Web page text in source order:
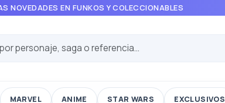
NOVEDADES EN FUNKOS Y COLECCIONABLES
MARVEL ANIME STAR WARS EXCLUSIVOS